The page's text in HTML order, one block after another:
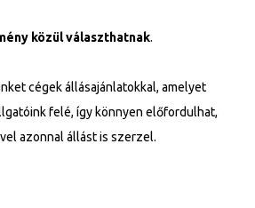
közül választhatnak.
cégek állásajánlatokkal, amelyet
felé, így könnyen előfordulhat,
azonnal állást is szerzel.